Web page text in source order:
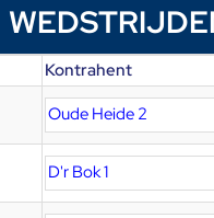
Kontrahent
Oude Heide 2
D'r Bok 1